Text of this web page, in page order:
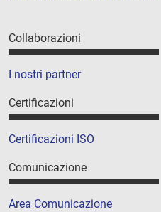
Collaborazioni
I nostri partner
Certificazioni
Certificazioni ISO
Comunicazione
Area Comunicazione